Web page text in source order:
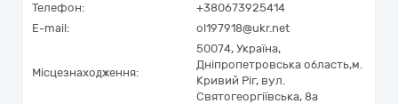
Телефон:
+380673925414
E-mail:
ol197918@ukr.net
Місцезнаходження:
50074, Україна,
Дніпропетровська область,м.
Кривий Ріг, вул.
Святогеоргіївська, 8а